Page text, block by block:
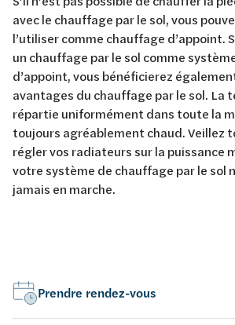
avec le chauffage par le sol, vous
l’utiliser comme chauffage d’appoint.
un chauffage par le sol comme
d’appoint, vous bénéficierez
avantages du chauffage par le sol. La
répartie uniformément dans toute la
toujours agréablement chaud. Veillez
régler vos radiateurs sur la puissance
votre système de chauffage par le sol
jamais en marche.
Prendre rendez-vous